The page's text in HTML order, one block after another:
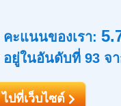
คะแนนของเรา:
อยู่ในอันดับที่ 93 จ
ไปที่เว็บไซต์